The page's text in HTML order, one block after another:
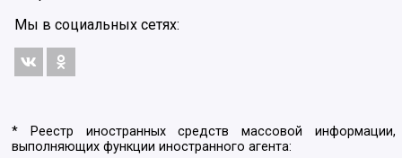
Мы в социальных сетях:
* Реестр иностранных средств массовой информации,
выполняющих функции иностранного агента: